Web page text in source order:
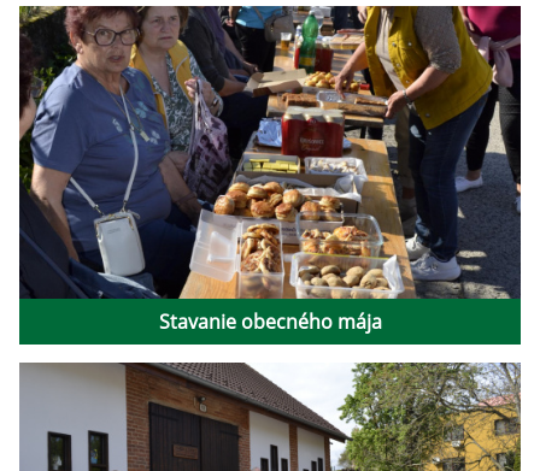
Stavanie obecného mája